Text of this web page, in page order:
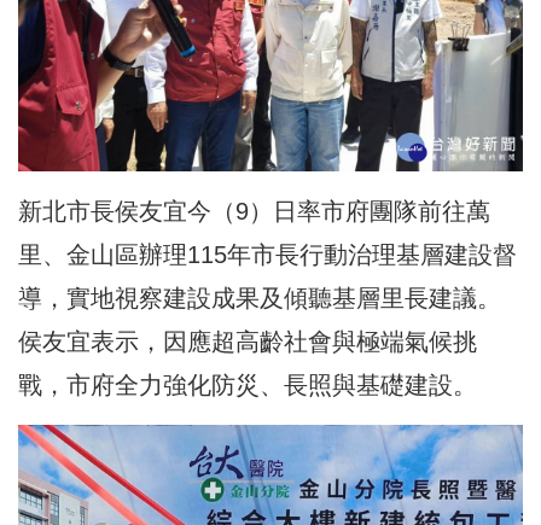
新北市長侯友宜今（9）日率市府團隊前往萬
里、金山區辦理115年市長行動治理基層建設督
導，實地視察建設成果及傾聽基層里長建議。
侯友宜表示，因應超高齡社會與極端氣候挑
戰，市府全力強化防災、長照與基礎建設。